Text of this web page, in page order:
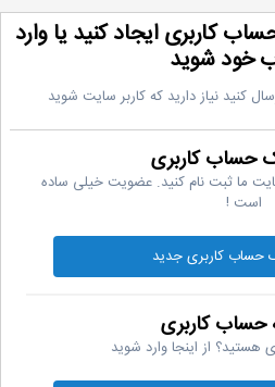
کاربری ایجاد کنید یا وارد
شوید
کنید نیاز دارید که کاربر سایت شوید
حساب کاربری
ما ثبت نام کنید. عضویت خیلی ساده
است !
کاربری جدید
حساب کاربری
از اینجا وارد شوید